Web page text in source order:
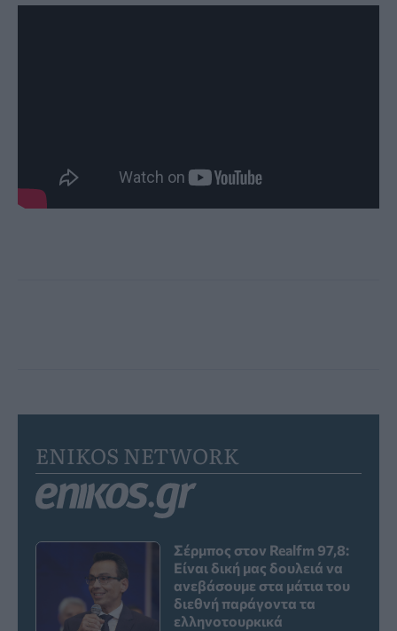
ENIKOS NETWORK
Σέρμπος στον Realfm 97,8:
Είναι δική μας δουλειά να
ανεβάσουμε στα μάτια του
διεθνή παράγοντα τα
ελληνοτουρκικά